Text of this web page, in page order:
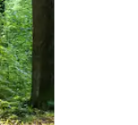
glisser.